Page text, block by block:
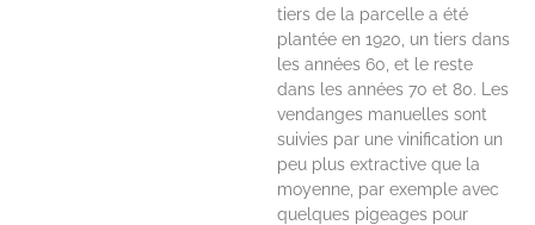
tiers de la parcelle a été
plantée en 1920, un tiers dans
les années 60, et le reste
dans les années 70 et 80. Les
vendanges manuelles sont
suivies par une vinification un
peu plus extractive que la
moyenne, par exemple avec
quelques pigeages pour